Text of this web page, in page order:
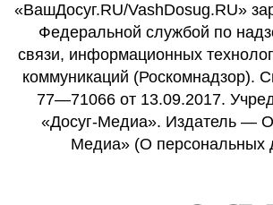
«ВашДосуг.RU/VashDosug.RU»
Федеральной службой по
связи, информационных
коммуникаций
77—71066 от 13.09.2017.
«Досуг-Медиа». Издатель —
Медиа» (О персональных